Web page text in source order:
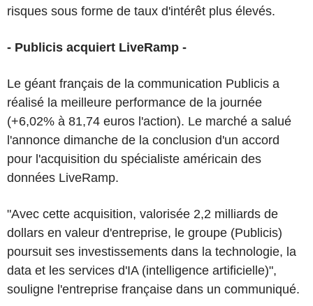
risques sous forme de taux d'intérêt plus élevés.
- Publicis acquiert LiveRamp -
Le géant français de la communication Publicis a
réalisé la meilleure performance de la journée
(+6,02% à 81,74 euros l'action). Le marché a salué
l'annonce dimanche de la conclusion d'un accord
pour l'acquisition du spécialiste américain des
données LiveRamp.
"Avec cette acquisition, valorisée 2,2 milliards de
dollars en valeur d'entreprise, le groupe (Publicis)
poursuit ses investissements dans la technologie, la
data et les services d'IA (intelligence artificielle)",
souligne l'entreprise française dans un communiqué.